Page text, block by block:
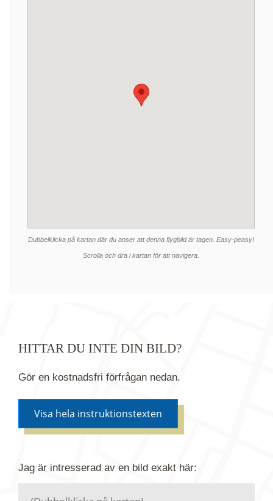
Dubbelklicka på kartan där du anser att denna flygbild är tagen. Easy-peasy!
Scrolla och dra i kartan för att navigera.
HITTAR DU INTE DIN BILD?
Gör en kostnadsfri förfrågan nedan.
Visa hela instruktionstexten
Jag är intresserad av en bild exakt här: